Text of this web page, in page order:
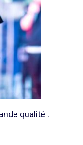
qualité :